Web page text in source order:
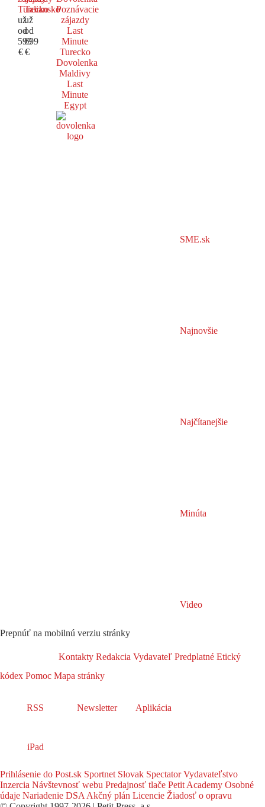
Turecko
už
od
599
€
Taliansko
už
od
699
€
Poznávacie
zájazdy
Last
Minute
Turecko
Dovolenka
Maldivy
Last
Minute
Egypt
SME.sk
Najnovšie
Najčítanejšie
Minúta
Video
Prepnúť na mobilnú verziu stránky
Kontakty Redakcia Vydavateľ Predplatné Etický
kódex Pomoc Mapa stránky
RSS Newsletter Aplikácia
iPad
Prihlásenie do Post.sk Sportnet Slovak SpectatorVydavateľstvo
Inzercia Návštevnosť webu Predajnosť tlače Petit Academy Osobné
údaje Nariadenie DSA Akčný plán Licencie Žiadosť o opravu